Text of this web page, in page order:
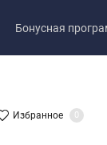
Бонусная
Избранное 0